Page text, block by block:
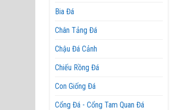
Bia Đá
Chân Tảng Đá
Chậu Đá Cảnh
Chiếu Rồng Đá
Con Giống Đá
Cổng Đá - Cổng Tam Quan Đá